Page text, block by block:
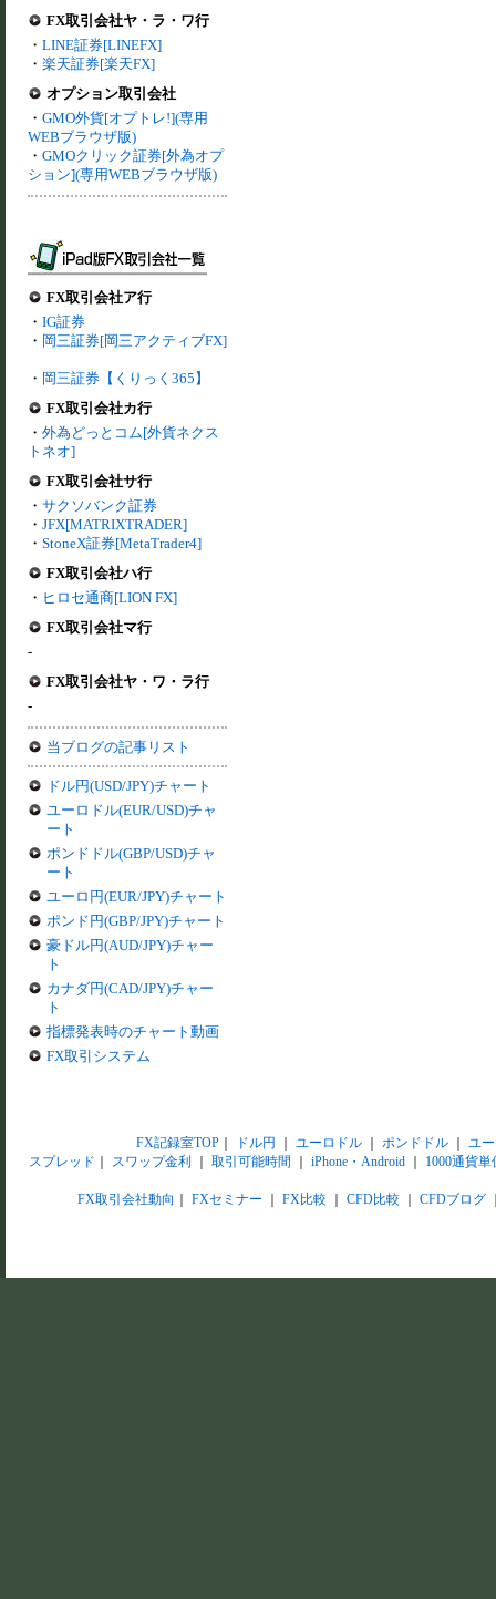
FX取引会社ヤ・ラ・ワ行
・ LINE証券[LINEFX]
・ 楽天証券[楽天FX]
オプション取引会社
・ GMO外貨[オプトレ!](専用
WEBブラウザ版)
・ GMOクリック証券[外為オプ
ション](専用WEBブラウザ版)
FX取引会社ア行
・ IG証券
・ 岡三証券[岡三アクティブFX]
・ 岡三証券【くりっく365】
FX取引会社カ行
・ 外為どっとコム[外貨ネクス
トネオ]
FX取引会社サ行
・ サクソバンク証券
・ JFX[MATRIXTRADER]
・ StoneX証券[MetaTrader4]
FX取引会社ハ行
・ ヒロセ通商[LION FX]
FX取引会社マ行
-
FX取引会社ヤ・ワ・ラ行
-
当ブログの記事リスト
ドル円(USD/JPY)チャート
ユーロドル(EUR/USD)チャ
ート
ポンドドル(GBP/USD)チャ
ート
ユーロ円(EUR/JPY)チャート
ポンド円(GBP/JPY)チャート
豪ドル円(AUD/JPY)チャー
ト
カナダ円(CAD/JPY)チャー
ト
指標発表時のチャート動画
FX取引システム
FX記録室TOP｜ ドル円 ユーロドル｜ ポンドドル｜ ユ
スプレッド
スワップ金利 取引可能時間 iPhone・Android 1000通貨単
FX取引会社動向 FXセミナー FX比較 CFD比較 CFDブログ